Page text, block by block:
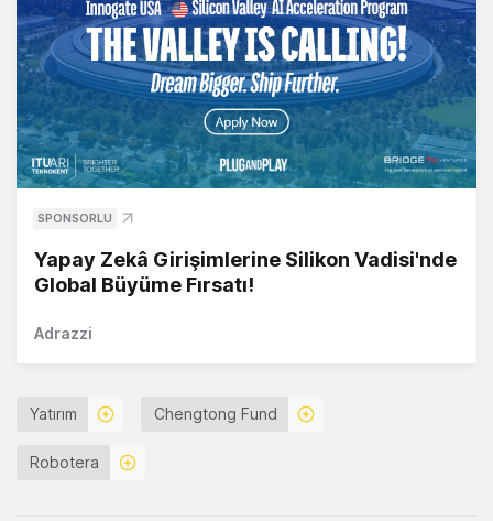
SPONSORLU
Yapay Zekâ Girişimlerine Silikon Vadisi'nde
Global Büyüme Fırsatı!
Adrazzi
Yatırım Chengtong Fund
Robotera